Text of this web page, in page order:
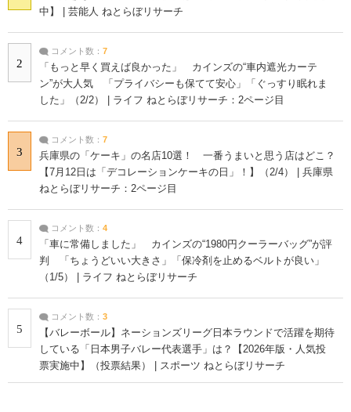
中】 | 芸能人 ねとらぼリサーチ
2
コメント数： 7
「もっと早く買えば良かった」 カインズの“車内遮光カーテ
ン”が大人気 「プライバシーも保てて安心」「ぐっすり眠れま
した」（2/2） | ライフ ねとらぼリサーチ：2ページ目
3
コメント数： 7
兵庫県の「ケーキ」の名店10選！ 一番うまいと思う店はどこ？
【7月12日は「デコレーションケーキの日」！】（2/4） | 兵庫県
ねとらぼリサーチ：2ページ目
4
コメント数： 4
「車に常備しました」 カインズの“1980円クーラーバッグ”が評
判 「ちょうどいい大きさ」「保冷剤を止めるベルトが良い」
（1/5） | ライフ ねとらぼリサーチ
5
コメント数： 3
【バレーボール】ネーションズリーグ日本ラウンドで活躍を期待
している「日本男子バレー代表選手」は？【2026年版・人気投
票実施中】（投票結果） | スポーツ ねとらぼリサーチ